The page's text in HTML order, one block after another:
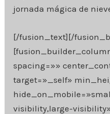
jornada mágica de
[/fusion_text][/
[fusion_builder_column
spacing=»»
target=»_self»
visibility,large-